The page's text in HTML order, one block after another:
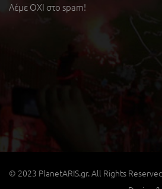
Λέμε ΟΧΙ στο spam!
© 2023 PlanetARIS.gr. All Rights